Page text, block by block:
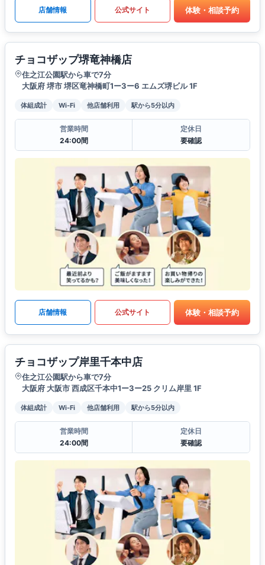
店舗情報 公式サイト 体験・相談予約
チョコザップ堺竜神橋店
住之江公園駅から車で7分
大阪府 堺市 堺区竜神橋町1ー3ー6 エムズ堺ビル 1F
体組成計 Wi-Fi 他店舗利用 駅から5分以内
営業時間
24:00間
定休日
要確認
店舗情報 公式サイト 体験・相談予約
チョコザップ岸里千本中店
住之江公園駅から車で7分
大阪府 大阪市 西成区千本中1ー3ー25 クリム岸里 1F
体組成計 Wi-Fi 他店舗利用 駅から5分以内
営業時間
24:00間
定休日
要確認